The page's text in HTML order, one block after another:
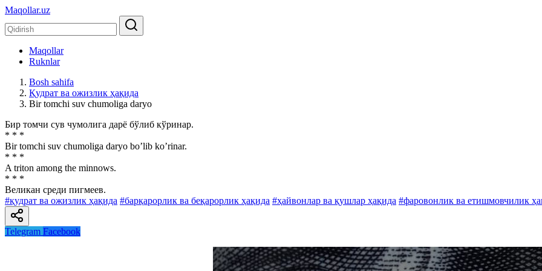
Maqollar.uz
Maqollar
Ruknlar
Bosh sahifa
Қудрат ва ожизлик ҳақида
Bir tomchi suv chumoliga daryo
Бир томчи сув чумолига дарё бўлиб кўринар.
* * *
Bir tomchi suv chumoliga daryo boʼlib koʼrinar.
* * *
A triton among the minnows.
* * *
Великан среди пигмеев.
#қудрат ва ожизлик ҳақида #барқарорлик ва беқарорлик ҳақида #ҳайвонлар ва қушлар ҳақида #фаровонлик ва етишмовчилик
Telegram Facebook